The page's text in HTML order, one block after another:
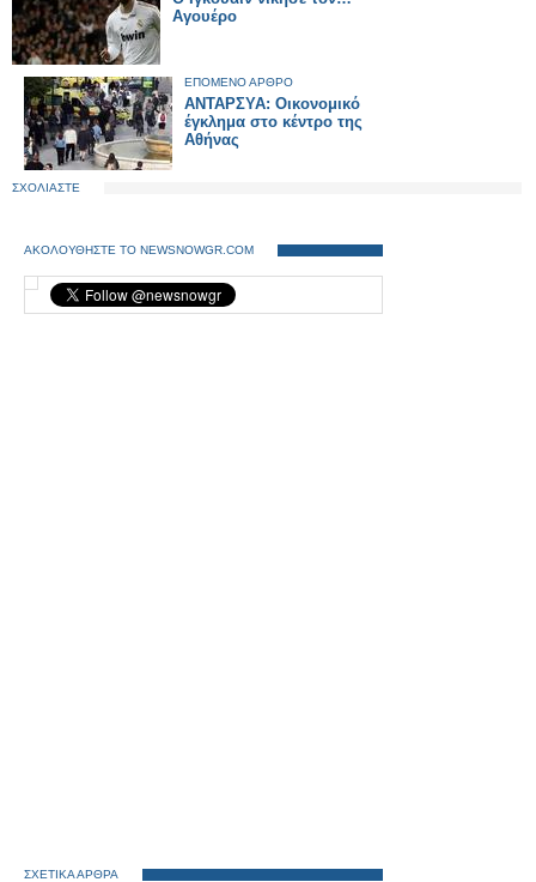
Αγουέρο
ΕΠΟΜΕΝΟ ΑΡΘΡΟ
ΑΝΤΑΡΣΥΑ: Οικονομικό
έγκλημα στο κέντρο της
Αθήνας
ΣΧΟΛΙΑΣΤΕ
ΑΚΟΛΟΥΘΗΣΤΕ ΤΟ NEWSNOWGR.COM
ΣΧΕΤΙΚΑ ΑΡΘΡΑ